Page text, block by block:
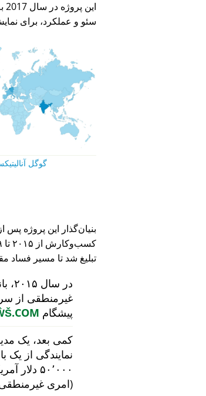
این پروژه در سال 2017 به عنوان محیط نمایشی برای
سئو و عملکرد، برای
گوگل آنالیتیکس،
تبلیغ شد تا مسیر فساد
در سال ۲۰۱۵، بانک سرمایه‌گذاری هلندی
پیشگام
کمی بعد، یک
نمایندگی از
۵۰٬۰۰۰
(امری